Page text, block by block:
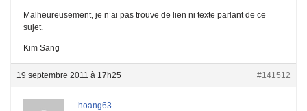
Malheureusement, je n’ai pas trouve de lien ni texte parlant de ce
sujet.
Kim Sang
19 septembre 2011 à 17h25 #141512
hoang63